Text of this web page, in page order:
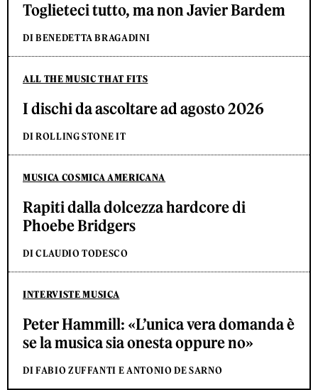
Toglieteci tutto, ma non Javier Bardem
DI BENEDETTA BRAGADINI
ALL THE MUSIC THAT FITS
I dischi da ascoltare ad agosto 2026
DI ROLLING STONE IT
MUSICA COSMICA AMERICANA
Rapiti dalla dolcezza hardcore di
Phoebe Bridgers
DI CLAUDIO TODESCO
INTERVISTE MUSICA
Peter Hammill: «L’unica vera domanda è
se la musica sia onesta oppure no»
DI FABIO ZUFFANTI E ANTONIO DE SARNO